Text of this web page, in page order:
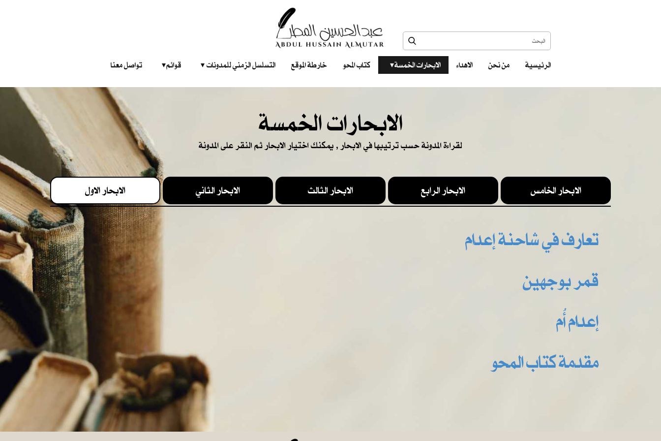
الرئيسية من نحن الاهداء الابحارات الخمسة ‎ ‎ ‎ كتاب المحو خارطة الموقع التسلسل الزمني للمدونات‎ ‎ ‎ ‎ ‎ قوائم‎ ‎ ‎ ‎ تواصل معنا
الابحارات الخمسة
لقراءة المدونة حسب ترتيبها في الابحار , يمكنك اختيار الابحار ثم النقر على المدونة
الابحار الاول الابحار الثاني الابحار الثالث الابحار الرابع الابحار الخامس
تعارف في شاحنة إعدام
قمر بوجهين
إعدام أُم
مقدمة كتاب المحو